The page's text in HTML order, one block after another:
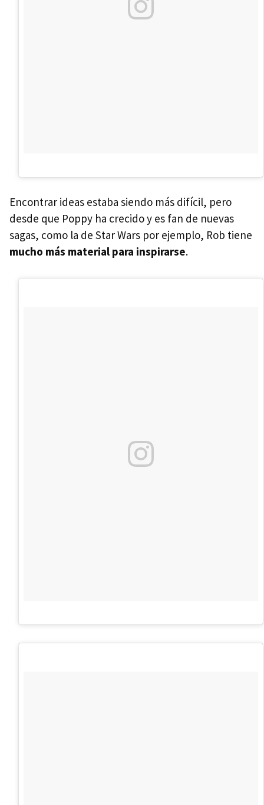
Encontrar ideas estaba siendo más difícil, pero
desde que Poppy ha crecido y es fan de nuevas
sagas, como la de Star Wars por ejemplo, Rob tiene
mucho más material para inspirarse.